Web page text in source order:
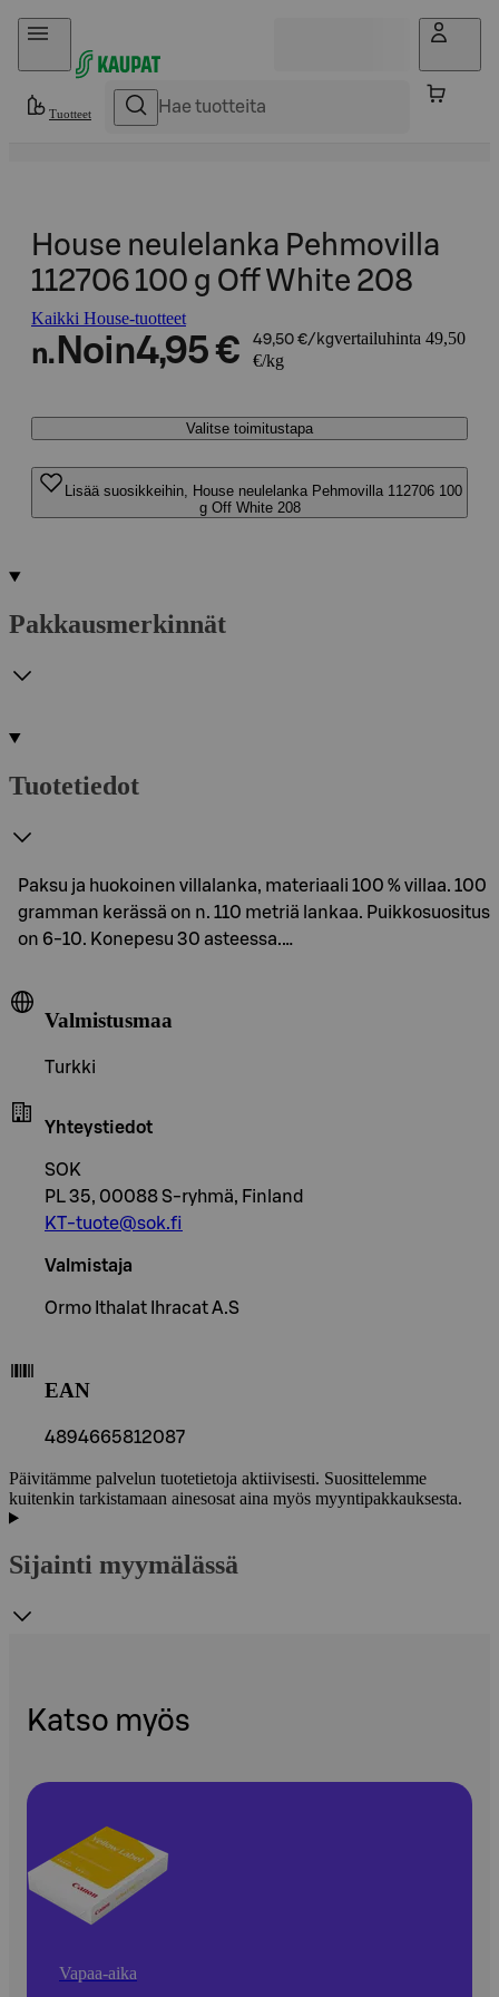
Hyppää sisältöön
Tuotteet
House neulelanka Pehmovilla
112706 100 g Off White 208
Kaikki House-tuotteet
n. Noin4,95 € 49,50 €/kgvertailuhinta 49,50
€/kg
Valitse toimitustapa
Lisää suosikkeihin, House neulelanka Pehmovilla 112706 100
g Off White 208
Pakkausmerkinnät
Tuotetiedot
Paksu ja huokoinen villalanka, materiaali 100 % villaa. 100
gramman kerässä on n. 110 metriä lankaa. Puikkosuositus
on 6-10. Konepesu 30 asteessa.…
Valmistusmaa
Turkki
Yhteystiedot
SOK
PL 35, 00088 S-ryhmä, Finland
KT-tuote@sok.fi
Valmistaja
Ormo Ithalat Ihracat A.S
EAN
4894665812087
Päivitämme palvelun tuotetietoja aktiivisesti. Suosittelemme
kuitenkin tarkistamaan ainesosat aina myös myyntipakkauksesta.
Sijainti myymälässä
Katso myös
Vapaa-aika